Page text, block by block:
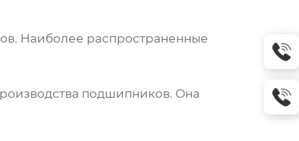
Наиболее распространенные
подшипников. Она